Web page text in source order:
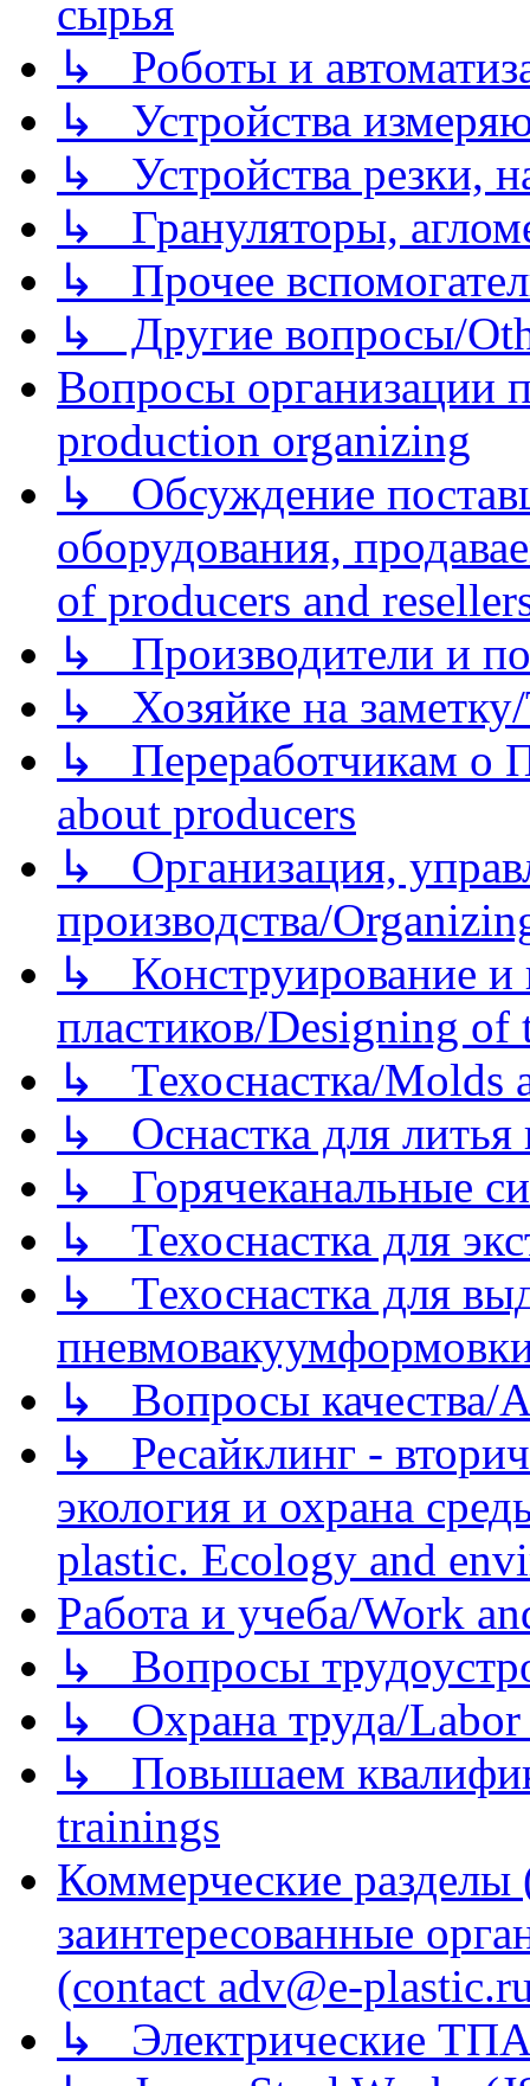
сырья
↳ Роботы и
↳ Устройства
↳ Устройства резки,
↳ Грануляторы,
↳ Прочее
↳ Другие вопросы/
Вопросы организации
production organizing
↳ Обсуждение
оборудования,
of producers and
↳ Производители и
↳ Хозяйке на
↳ Переработчикам о
about producers
↳ Организация,
производства/
↳ Конструирование и
пластиков/Designing of
↳ Техоснастка/Molds
↳ Оснастка для литья
↳ Горячеканальные
↳ Техоснастка для
↳ Техоснастка для
↳ Вопросы качества/
↳ Ресайклинг -
экология и охрана
plastic. Ecology and
Работа и учеба/Work
↳ Вопросы
↳ Охрана труда/Labor
↳ Повышаем
trainings
Коммерческие
заинтересованные
(contact adv@e-
↳ Электрические